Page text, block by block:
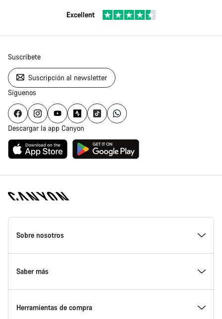
Excellent
Suscríbete
Suscripción al newsletter
Síguenos
Descargar la app Canyon
Canyon
Homepage
Sobre nosotros
Conoce Canyon
Innovación en Canyon
Saber más
Eventos
Herramientas de compra